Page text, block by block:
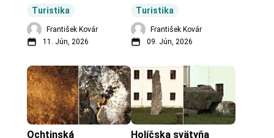
Turistika
František Kovár
11. Jún, 2026
Turistika
František Kovár
09. Jún, 2026
Ochtinská
Holíčska svätyňa